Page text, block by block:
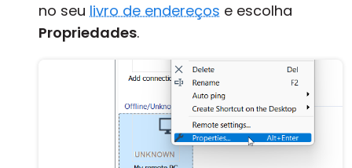
no seu livro de endereços e escolha
Propriedades.